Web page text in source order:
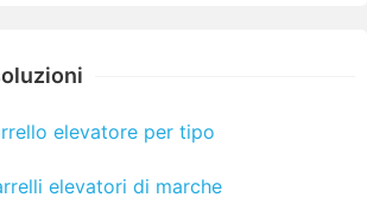
elevatore per tipo
elevatori di marche